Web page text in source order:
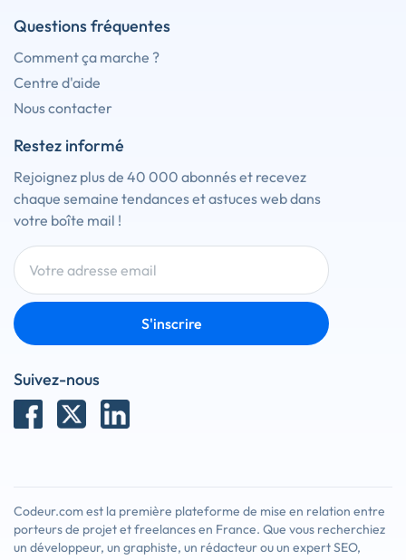
Questions fréquentes
Comment ça marche ?
Centre d'aide
Nous contacter
Restez informé
Rejoignez plus de 40 000 abonnés et recevez
chaque semaine tendances et astuces web dans
votre boîte mail !
S'inscrire
Suivez-nous
Codeur.com est la première plateforme de mise en relation entre
porteurs de projet et freelances en France. Que vous recherchiez
un développeur, un graphiste, un rédacteur ou un expert SEO,